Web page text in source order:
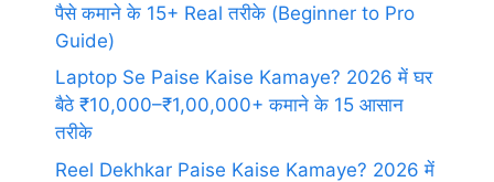
पैसे कमाने के 15+ Real तरीके (Beginner to Pro
Guide)
Laptop Se Paise Kaise Kamaye? 2026 में घर
बैठे ₹10,000–₹1,00,000+ कमाने के 15 आसान
तरीके
Reel Dekhkar Paise Kaise Kamaye? 2026 में